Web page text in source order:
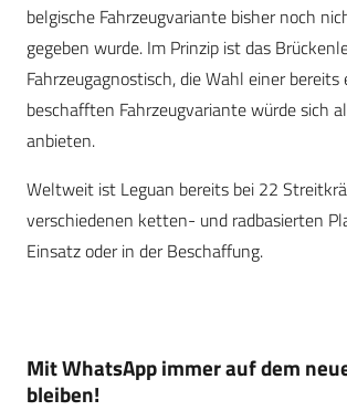
belgische Fahrzeugvariante bisher noch
gegeben wurde. Im Prinzip ist das
Fahrzeugagnostisch, die Wahl einer
beschafften Fahrzeugvariante würde sich
anbieten.
Weltweit ist Leguan bereits bei 22
verschiedenen ketten- und radbasierten
Einsatz oder in der Beschaffung.
Mit WhatsApp immer auf dem
bleiben!